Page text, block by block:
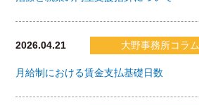
2026.04.21 大野事務所コラム
月給制における賃金支払基礎日数